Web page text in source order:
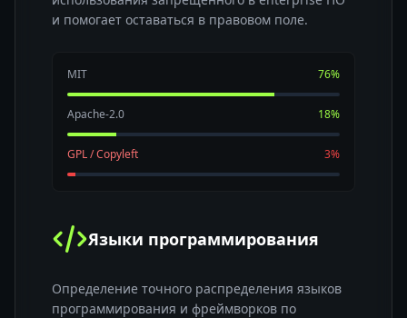
и помогает оставаться в правовом поле.
MIT 76%
Apache-2.0 18%
GPL / Copyleft 3%
Языки программирования
Определение точного распределения языков
программирования и фреймворков по